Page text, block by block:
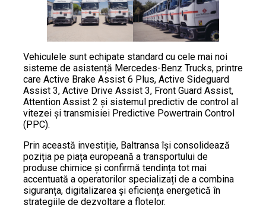
Vehiculele sunt echipate standard cu cele mai noi
sisteme de asistență Mercedes-Benz Trucks, printre
care Active Brake Assist 6 Plus, Active Sideguard
Assist 3, Active Drive Assist 3, Front Guard Assist,
Attention Assist 2 și sistemul predictiv de control al
vitezei și transmisiei Predictive Powertrain Control
(PPC).
Prin această investiție, Baltransa își consolidează
poziția pe piața europeană a transportului de
produse chimice și confirmă tendința tot mai
accentuată a operatorilor specializați de a combina
siguranța, digitalizarea și eficiența energetică în
strategiile de dezvoltare a flotelor.